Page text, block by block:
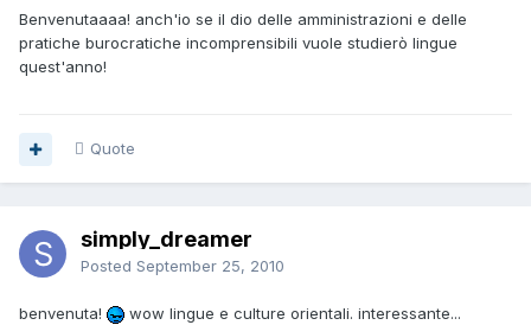
Benvenutaaaa! anch'io se il dio delle amministrazioni e delle
pratiche burocratiche incomprensibili vuole studierò lingue
quest'anno!
Quote
simply_dreamer
Posted September 25, 2010
benvenuta!
wow lingue e culture orientali. interessante...